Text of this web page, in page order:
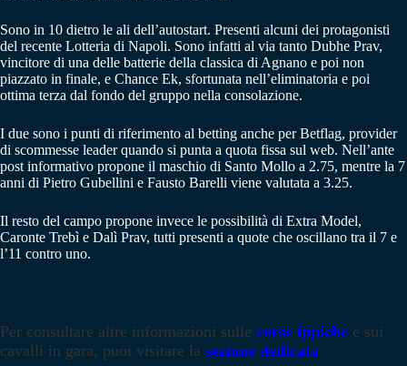
Sono in 10 dietro le ali dell’autostart. Presenti alcuni dei protagonisti
del recente Lotteria di Napoli. Sono infatti al via tanto Dubhe Prav,
vincitore di una delle batterie della classica di Agnano e poi non
piazzato in finale, e Chance Ek, sfortunata nell’eliminatoria e poi
ottima terza dal fondo del gruppo nella consolazione.
I due sono i punti di riferimento al betting anche per Betflag, provider
di scommesse leader quando si punta a quota fissa sul web. Nell’ante
post informativo propone il maschio di Santo Mollo a 2.75, mentre la 7
anni di Pietro Gubellini e Fausto Barelli viene valutata a 3.25.
Il resto del campo propone invece le possibilità di Extra Model,
Caronte Trebì e Dalì Prav, tutti presenti a quote che oscillano tra il 7 e
l’11 contro uno.
Per consultare altre informazioni sulle corse ippiche e sui
cavalli in gara, puoi visitare la sezione dedicata